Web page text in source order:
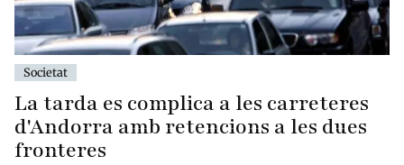
Societat
La tarda es complica a les carreteres
d'Andorra amb retencions a les dues
fronteres